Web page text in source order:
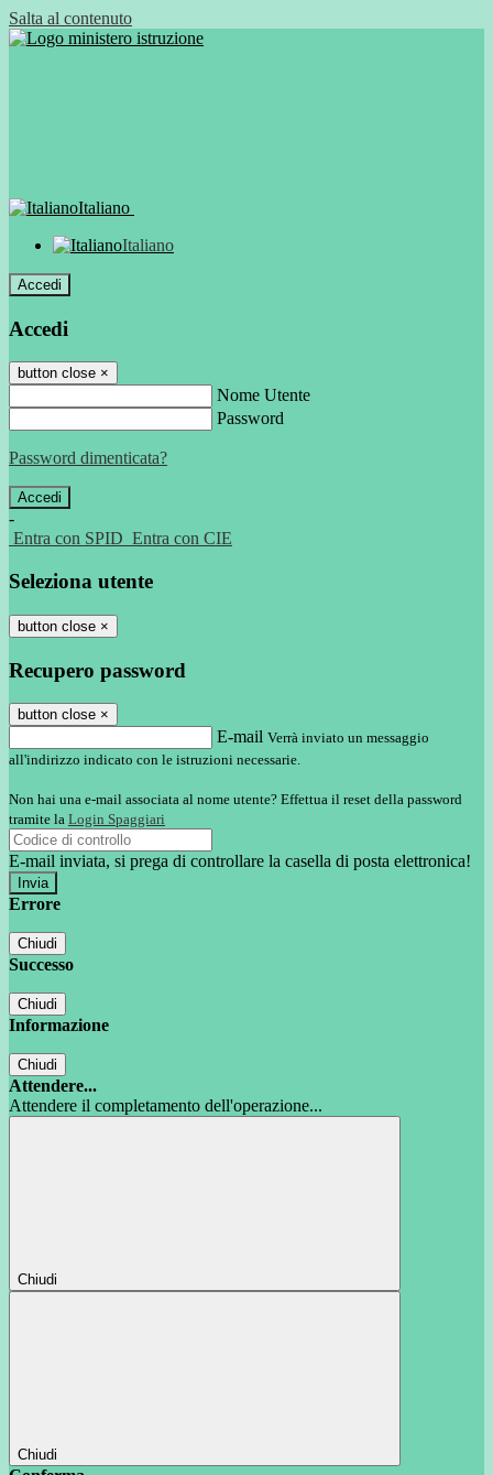
Salta al contenuto
Italiano
Italiano
Accedi
Accedi
button close ×
Nome Utente
Password
Password dimenticata?
-
Entra con SPID Entra con CIE
Seleziona utente
button close ×
Recupero password
button close ×
E-mail Verrà inviato un messaggio
all'indirizzo indicato con le istruzioni necessarie.
Non hai una e-mail associata al nome utente? Effettua il reset della password
tramite la Login Spaggiari
E-mail inviata, si prega di controllare la casella di posta elettronica!
Errore
Chiudi
Successo
Chiudi
Informazione
Chiudi
Attendere...
Attendere il completamento dell'operazione...
Chiudi
Chiudi